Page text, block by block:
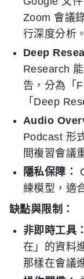
Zoom 會議
行深度分析。
Deep
Research
告，分為「
「Deep
Audio
Podcast 形
間複習會議
隱私保障：
練模型，適
缺點與限制：
非即時工具：
在」的資料
那樣在會議